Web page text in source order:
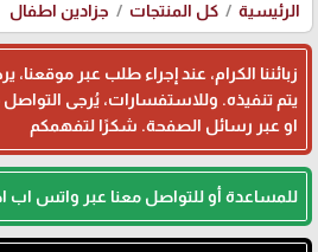
الرئيسية كل المنتجات جزادين اطفال
زبائننا الكرام، عند إجراء طلب عبر
يتم تنفيذه. وللاستفسارات، يُرجى
او عبر رسائل الصفحة. شكرًا لتفهمكم
للمساعدة أو للتواصل معنا عبر واتس اب